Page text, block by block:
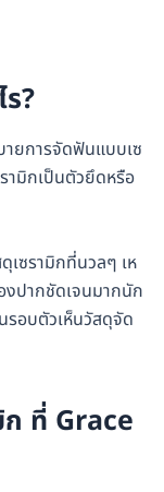
?
ยการจัดฟันแบบเซ
ามิกเป็นตัวยึดหรือ
เซรามิกที่นวลๆ เห
ปากชัดเจนมากนัก
รอบตัวเห็นวัสดุจัด
ที่ Grace